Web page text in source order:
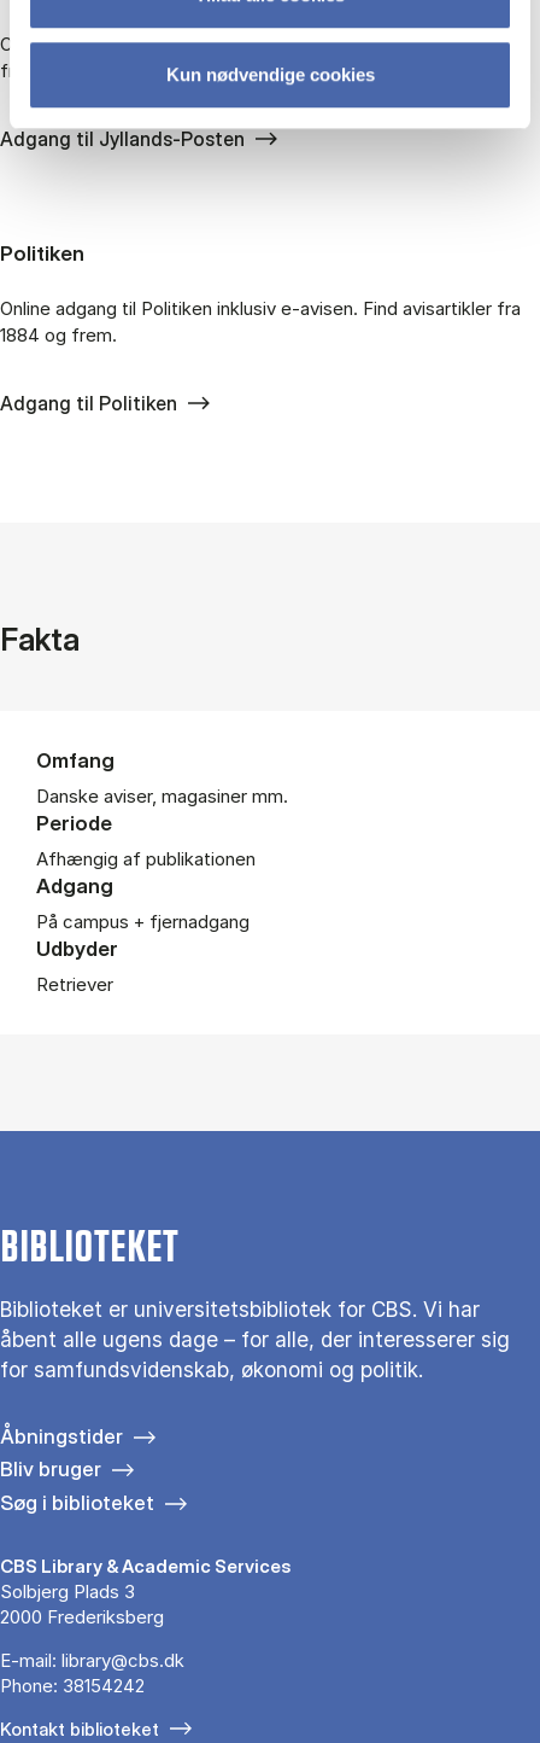
Kun nødvendige cookies
On­li­ne ad­gang til Jyl­lands-Po­sten in­klu­siv e-avi­sen. Find ar­tik­ler
fra 1871 og frem.
Adgang til Jyllands-Posten
Po­li­ti­ken
On­li­ne ad­gang til Po­li­ti­ken in­klu­siv e-avi­sen. Find avis­ar­tik­ler fra
1884 og frem.
Adgang til Politiken
Fakta
Omfang
Danske aviser, magasiner mm.
Periode
Afhængig af publikationen
Adgang
På campus + fjernadgang
Udbyder
Retriever
BIBLIOTEKET
Biblioteket er universitetsbibliotek for CBS. Vi har
åbent alle ugens dage – for alle, der interesserer sig
for samfundsvidenskab, økonomi og politik.
Åbningstider
Bliv bruger
Søg i biblioteket
CBS Library & Academic Services
Solbjerg Plads 3
2000 Frederiksberg
E-mail: library@cbs.dk
Phone: 38154242
Kontakt biblioteket